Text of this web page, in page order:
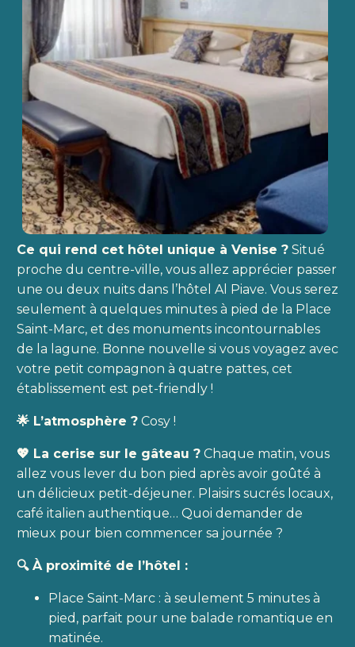
Ce qui rend cet hôtel unique à Venise ?Situé
proche du centre-ville, vous allez apprécier passer
une ou deux nuits dans l’hôtel Al Piave. Vous serez
seulement à quelques minutes à pied de la Place
Saint-Marc, et des monuments incontournables
de la lagune. Bonne nouvelle si vous voyagez avec
votre petit compagnon à quatre pattes, cet
établissement est pet-friendly !
🌟 L’atmosphère ?Cosy !
💖 La cerise sur le gâteau ?Chaque matin, vous
allez vous lever du bon pied après avoir goûté à
un délicieux petit-déjeuner. Plaisirs sucrés locaux,
café italien authentique… Quoi demander de
mieux pour bien commencer sa journée ?
🔍 À proximité de l’hôtel :
Place Saint-Marc : à seulement 5 minutes à
pied, parfait pour une balade romantique en
matinée.